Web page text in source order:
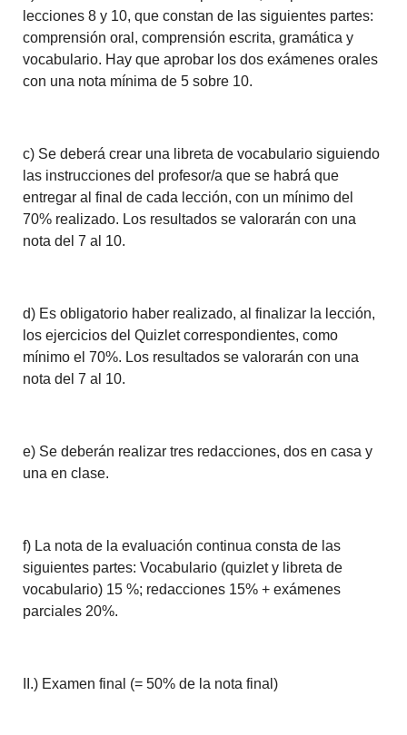
lecciones 8 y 10, que constan de las siguientes partes:
comprensión oral, comprensión escrita, gramática y
vocabulario. Hay que aprobar los dos exámenes orales
con una nota mínima de 5 sobre 10.
c) Se deberá crear una libreta de vocabulario siguiendo
las instrucciones del profesor/a que se habrá que
entregar al final de cada lección, con un mínimo del
70% realizado. Los resultados se valorarán con una
nota del 7 al 10.
d) Es obligatorio haber realizado, al finalizar la lección,
los ejercicios del Quizlet correspondientes, como
mínimo el 70%. Los resultados se valorarán con una
nota del 7 al 10.
e) Se deberán realizar tres redacciones, dos en casa y
una en clase.
f) La nota de la evaluación continua consta de las
siguientes partes: Vocabulario (quizlet y libreta de
vocabulario) 15 %; redacciones 15% + exámenes
parciales 20%.
II.) Examen final (= 50% de la nota final)